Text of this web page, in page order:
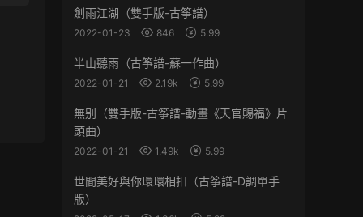
劍雨江湖（雙手版-古筝譜）
2022-01-23 846 5.99
半山聽雨（古筝譜-蘇一作曲）
2022-01-21 2.19k 5.99
無别（雙手版-古筝譜-動畫《天官賜福》片
頭曲）
2022-01-21 1.49k 5.99
世間美好與你環環相扣（古筝譜-D調單手
版）